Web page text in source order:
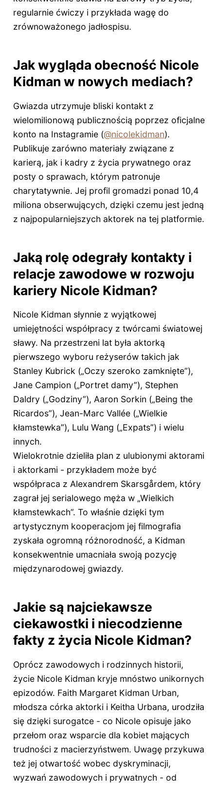
regularnie ćwiczy i przykłada wagę do
zrównoważonego jadłospisu.
Jak wygląda obecność Nicole
Kidman w nowych mediach?
Gwiazda utrzymuje bliski kontakt z
wielomilionową publicznością poprzez oficjalne
konto na Instagramie (@nicolekidman).
Publikuje zarówno materiały związane z
karierą, jak i kadry z życia prywatnego oraz
posty o sprawach, którym patronuje
charytatywnie. Jej profil gromadzi ponad 10,4
miliona obserwujących, dzięki czemu jest jedną
z najpopularniejszych aktorek na tej platformie.
Jaką rolę odegrały kontakty i
relacje zawodowe w rozwoju
kariery Nicole Kidman?
Nicole Kidman słynnie z wyjątkowej
umiejętności współpracy z twórcami światowej
sławy. Na przestrzeni lat była aktorką
pierwszego wyboru reżyserów takich jak
Stanley Kubrick („Oczy szeroko zamknięte”),
Jane Campion („Portret damy”), Stephen
Daldry („Godziny”), Aaron Sorkin („Being the
Ricardos”), Jean-Marc Vallée („Wielkie
kłamstewka”), Lulu Wang („Expats”) i wielu
innych.
Wielokrotnie dzieliła plan z ulubionymi aktorami
i aktorkami - przykładem może być
współpraca z Alexandrem Skarsgårdem, który
zagrał jej serialowego męża w „Wielkich
kłamstewkach”. To właśnie dzięki tym
artystycznym kooperacjom jej filmografia
zyskała ogromną różnorodność, a Kidman
konsekwentnie umacniała swoją pozycję
międzynarodowej gwiazdy.
Jakie są najciekawsze
ciekawostki i niecodzienne
fakty z życia Nicole Kidman?
Oprócz zawodowych i rodzinnych historii,
życie Nicole Kidman kryje mnóstwo unikornych
epizodów. Faith Margaret Kidman Urban,
młodsza córka aktorki i Keitha Urbana, urodziła
się dzięki surogatce - co Nicole opisuje jako
przełom oraz wsparcie dla kobiet mających
trudności z macierzyństwem. Uwagę przykuwa
też jej otwartość wobec dyskryminacji,
wyzwań zawodowych i prywatnych - od